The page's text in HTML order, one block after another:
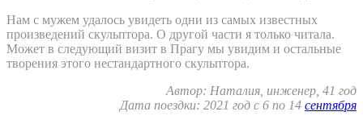
Нам с мужем удалось увидеть одни из самых известных
произведений скульптора. О другой части я только читала.
Может в следующий визит в Прагу мы увидим и остальные
творения этого нестандартного скульптора.
Автор: Наталия, инженер, 41 год
Дата поездки: 2021 год с 6 по 14 сентября